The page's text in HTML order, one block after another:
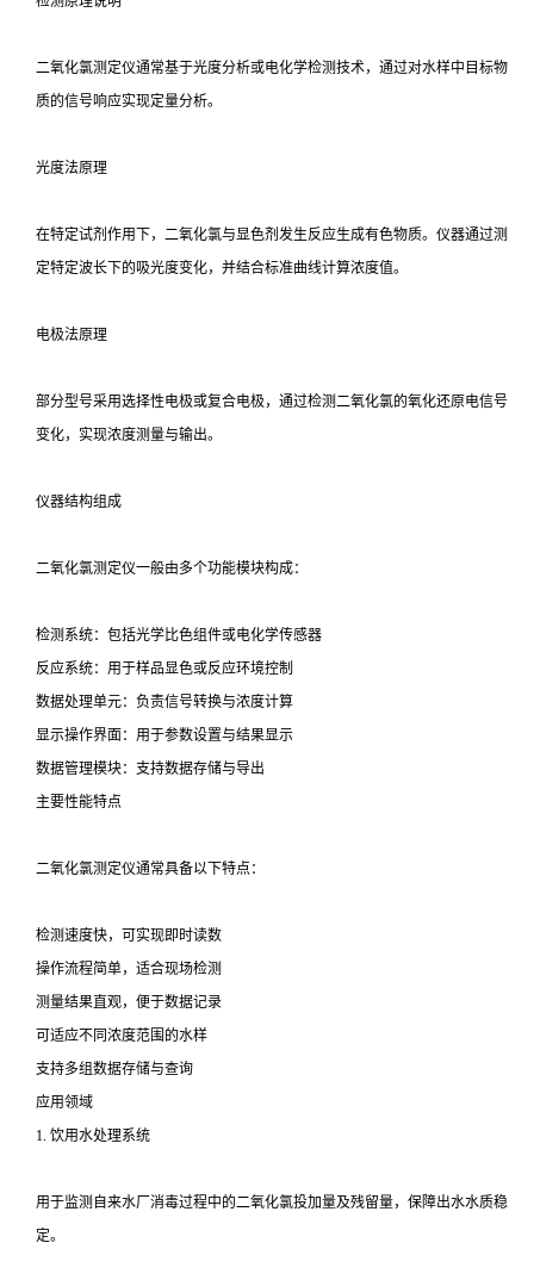
二氧化氯测定仪通常基于光度分析或电化学检测技术，通过对水样中目标物
质的信号响应实现定量分析。
光度法原理
在特定试剂作用下，二氧化氯与显色剂发生反应生成有色物质。仪器通过测
定特定波长下的吸光度变化，并结合标准曲线计算浓度值。
电极法原理
部分型号采用选择性电极或复合电极，通过检测二氧化氯的氧化还原电信号
变化，实现浓度测量与输出。
仪器结构组成
二氧化氯测定仪一般由多个功能模块构成：
检测系统：包括光学比色组件或电化学传感器
反应系统：用于样品显色或反应环境控制
数据处理单元：负责信号转换与浓度计算
显示操作界面：用于参数设置与结果显示
数据管理模块：支持数据存储与导出
主要性能特点
二氧化氯测定仪通常具备以下特点：
检测速度快，可实现即时读数
操作流程简单，适合现场检测
测量结果直观，便于数据记录
可适应不同浓度范围的水样
支持多组数据存储与查询
应用领域
1. 饮用水处理系统
用于监测自来水厂消毒过程中的二氧化氯投加量及残留量，保障出水水质稳
定。